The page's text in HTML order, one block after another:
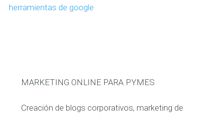
herramientas de google
MARKETING ONLINE PARA PYMES
Creación de blogs corporativos, marketing de